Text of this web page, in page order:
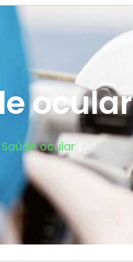
ocular
Saúde ocular